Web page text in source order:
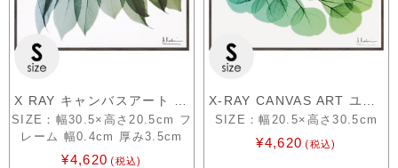
SIZE：幅30.5×高さ20.5cm フ
レーム 幅0.4cm 厚み3.5cm
¥4,620 (税込)
SIZE：幅20.5×高さ30.5cm
¥4,620 (税込)